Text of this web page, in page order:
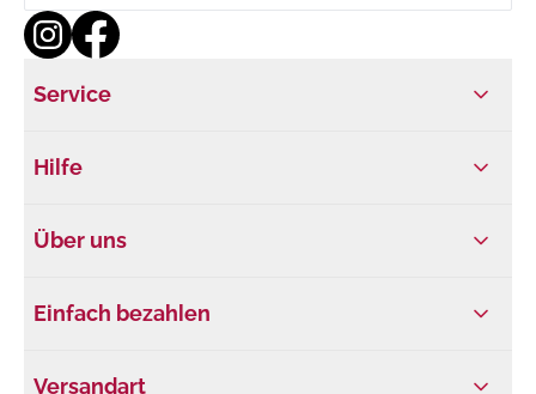
Service
Hilfe
Über uns
Einfach bezahlen
Versandart